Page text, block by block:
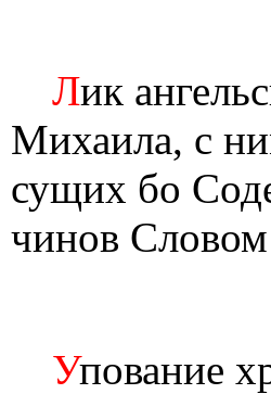
Лик
Михаила, с
сущих бо
чинов
Упование